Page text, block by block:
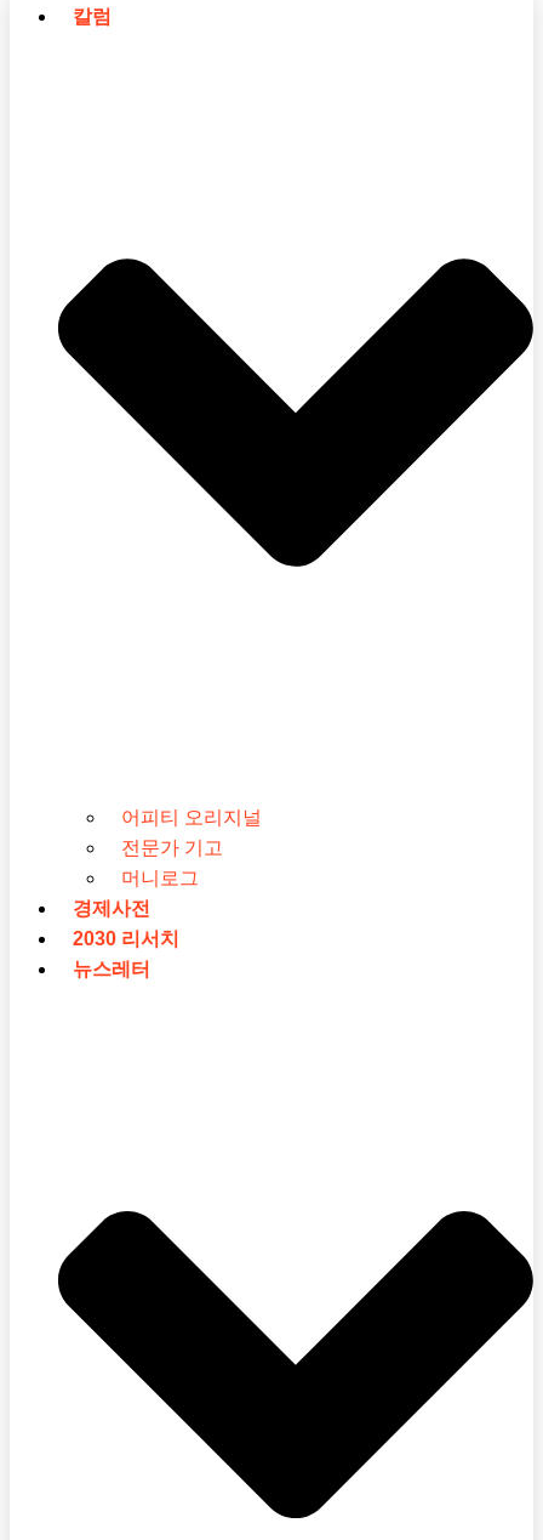
칼럼
어피티 오리지널
전문가 기고
머니로그
경제사전
2030 리서치
뉴스레터